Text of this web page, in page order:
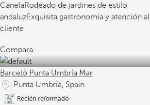
CanelaRodeado de jardines de estilo
andaluzExquisita gastronomía y atención al
cliente
Compara
Barceló Punta Umbría Mar
Punta Umbría, Spain
Recién reformado